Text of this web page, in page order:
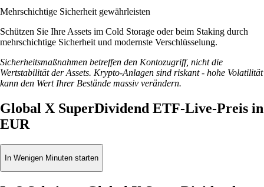
Mehrschichtige Sicherheit gewährleisten
Schützen Sie Ihre Assets im Cold Storage oder beim Staking durch
mehrschichtige Sicherheit und modernste Verschlüsselung.
Sicherheitsmaßnahmen betreffen den Kontozugriff, nicht die
Wertstabilität der Assets. Krypto-Anlagen sind riskant - hohe Volatilität
kann den Wert Ihrer Bestände massiv verändern.
Global X SuperDividend ETF-Live-Preis in
EUR
In Wenigen Minuten starten